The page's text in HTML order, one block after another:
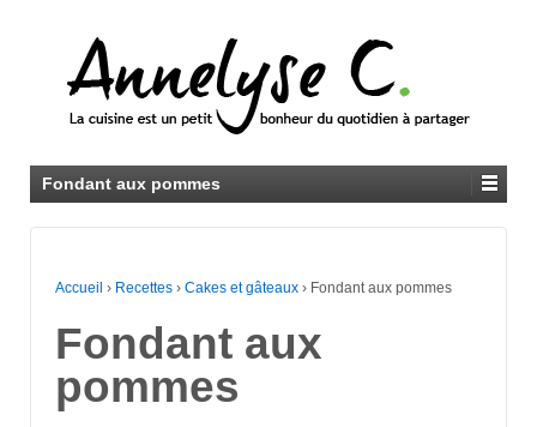
Fondant aux pommes
Accueil › Recettes › Cakes et gâteaux › Fondant aux pommes
Fondant aux
pommes